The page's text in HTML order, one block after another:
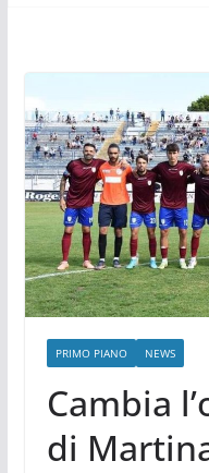
PRIMO PIANO NEWS
Cambia
di